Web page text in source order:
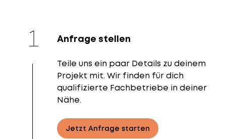
Anfrage stellen
Teile uns ein paar Details zu deinem
Projekt mit. Wir finden für dich
qualifizierte Fachbetriebe in deiner
Nähe.
Jetzt Anfrage starten